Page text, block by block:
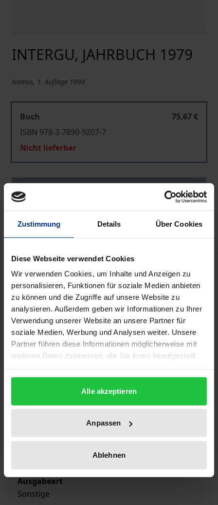
Zustimmung Details Über Cookies
Diese Webseite verwendet Cookies
Wir verwenden Cookies, um Inhalte und Anzeigen zu
personalisieren, Funktionen für soziale Medien anbieten
zu können und die Zugriffe auf unsere Website zu
analysieren. Außerdem geben wir Informationen zu Ihrer
Verwendung unserer Website an unsere Partner für
soziale Medien, Werbung und Analysen weiter. Unsere
Partner führen diese Informationen möglicherweise mit
weiteren Daten zusammen, die Sie ihnen bereitgestellt
gesammelt haben.
Alle akzeptieren
Anpassen
Ablehnen
INTERGU, JAHRBUCH 1979
Nomos, 1. Auflage 1990
Buch
75,67 €
ISBN 978-3-7890-9207-7
Nicht lieferbar
Zur Wunschliste hinzufügen
Auflage
1
ISBN
978-3-7890-9207-7
Erscheinungsjahr
Ausgabeart
Sonstige